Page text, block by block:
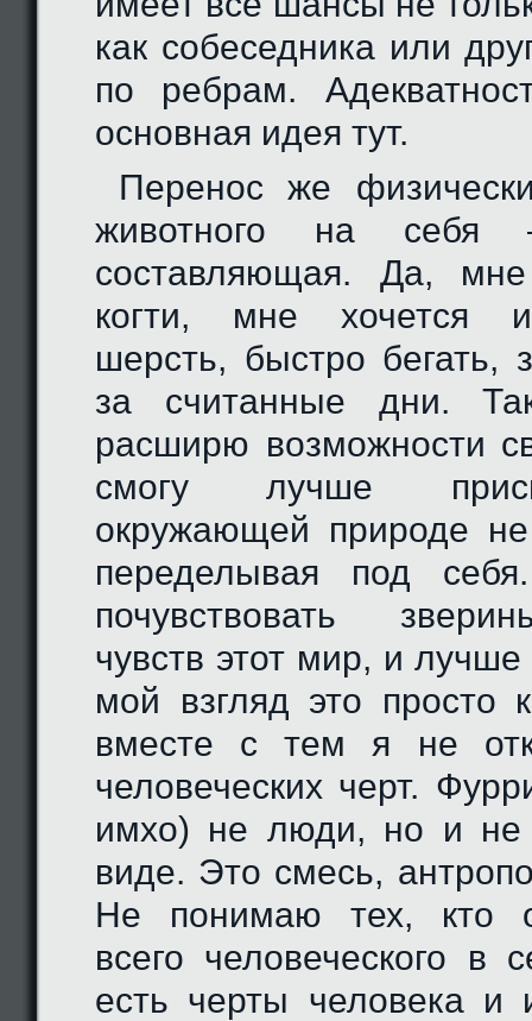
как собеседника или
по ребрам.
основная идея тут.
Перенос же
животного на
составляющая. Да,
когти, мне хочется
шерсть, быстро бегать,
за считанные дни.
расширю возможности
смогу лучше
окружающей природе
переделывая под
почувствовать
чувств этот мир, и
мой взгляд это просто
вместе с тем я не
человеческих черт.
имхо) не люди, но и не
виде. Это смесь,
Не понимаю тех, кто
всего человеческого
есть черты человека